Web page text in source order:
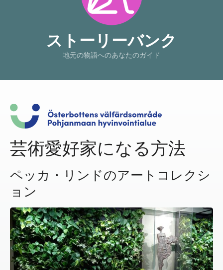
ストーリーバンク
地元の物語へのあなたのガイド
芸術愛好家になる方法
ペッカ・リンドのアートコレクシ
ョン